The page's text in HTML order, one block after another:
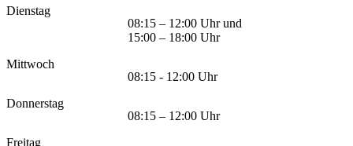
Dienstag
08:15 – 12:00 Uhr und
15:00 – 18:00 Uhr
Mittwoch
08:15 - 12:00 Uhr
Donnerstag
08:15 – 12:00 Uhr
Freitag